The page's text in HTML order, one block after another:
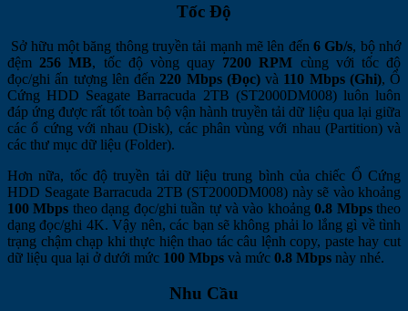
Tốc Độ
Sở hữu một băng thông truyền tải mạnh mẽ lên đến 6 Gb/s, bộ nhớ
đệm 256 MB, tốc độ vòng quay 7200 RPM cùng với tốc độ
đọc/ghi ấn tượng lên đến 220 Mbps (Đọc)và 110 Mbps (Ghi), Ổ
Cứng HDD Seagate Barracuda 2TB (ST2000DM008) luôn luôn
đáp ứng được rất tốt toàn bộ vận hành truyền tải dữ liệu qua lại giữa
các ổ cứng với nhau (Disk), các phân vùng với nhau (Partition) và
các thư mục dữ liệu (Folder).
Hơn nữa, tốc độ truyền tải dữ liệu trung bình của chiếc Ổ Cứng
HDD Seagate Barracuda 2TB (ST2000DM008) này sẽ vào khoảng
100 Mbps theo dạng đọc/ghi tuần tự và vào khoảng0.8 Mbpstheo
dạng đọc/ghi 4K. Vậy nên, các bạn sẽ không phải lo lắng gì về tình
trạng chậm chạp khi thực hiện thao tác câu lệnh copy, paste hay cut
dữ liệu qua lại ở dưới mức 100 Mbps và mức 0.8 Mbps này nhé.
Nhu Cầu